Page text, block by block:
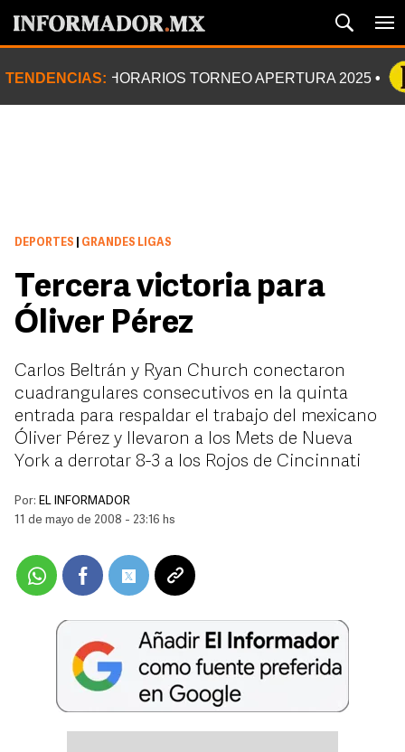
TENDENCIAS: HORARIOS TORNEO APERTURA 2025
DEPORTES GRANDES LIGAS
Tercera victoria para
Óliver Pérez
Carlos Beltrán y Ryan Church conectaron
cuadrangulares consecutivos en la quinta
entrada para respaldar el trabajo del mexicano
Óliver Pérez y llevaron a los Mets de Nueva
York a derrotar 8-3 a los Rojos de Cincinnati
Por: EL INFORMADOR
11 de mayo de 2008 - 23:16 hs